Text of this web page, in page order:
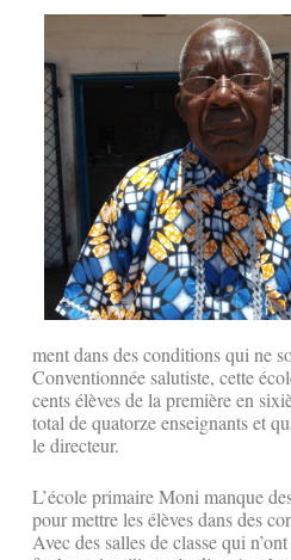
ment dans des conditions qui ne
Conventionnée salutiste, cette
cents élèves de la première en
total de quatorze enseignants et
le directeur.
L’école primaire Moni manque
pour mettre les élèves dans des
Avec des salles de classe qui